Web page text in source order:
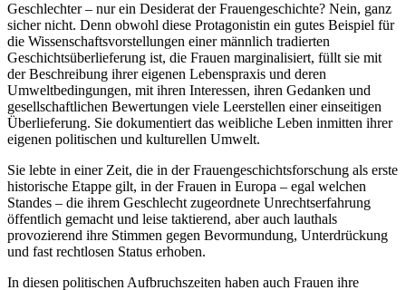
Bildungserweiterung20nicht nur aller Frauen, sondern beider
Geschlechter – nur ein Desiderat der Frauengeschichte? Nein, ganz
sicher nicht. Denn obwohl diese Protagonistin ein gutes Beispiel für
die Wissenschaftsvorstellungen einer männlich tradierten
Geschichtsüberlieferung ist, die Frauen marginalisiert, füllt sie mit
der Beschreibung ihrer eigenen Lebenspraxis und deren
Umweltbedingungen, mit ihren Interessen, ihren Gedanken und
gesellschaftlichen Bewertungen viele Leerstellen einer einseitigen
Überlieferung. Sie dokumentiert das weibliche Leben inmitten ihrer
Sie lebte in einer Zeit, die in der Frauengeschichtsforschung als erste
historische Etappe gilt, in der Frauen in Europa – egal welchen
Standes – die ihrem Geschlecht zugeordnete Unrechtserfahrung
öffentlich gemacht und leise taktierend, aber auch lauthals
provozierend ihre Stimmen gegen Bevormundung, Unterdrückung